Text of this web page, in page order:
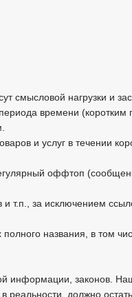
смысловой нагрузки и
времени (коротким
и услуг в течении
оффтоп
т.п., за исключением
названия, в том
информации, законов.
реальности, должно